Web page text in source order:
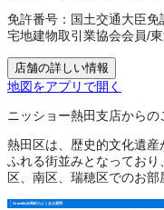
免許番号： 国土交通大臣
宅地建物取引業協会会員/
店舗の詳しい情報
地図をアプリで開く
ニッショー熱田支店からの
熱田区は、歴史的文化遺
ふれる街並みとなってお
区、南区、瑞穂区でのお部
Grandtic伝馬町のよくある質問